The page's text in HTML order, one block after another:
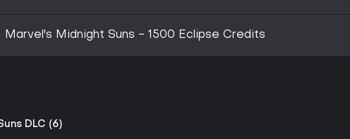
Marvel's Midnight Suns - 1500 Eclipse Credits
DLC (6)